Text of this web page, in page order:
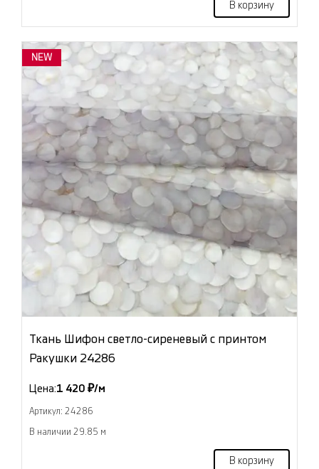
В корзину
NEW
Ткань Шифон светло-сиреневый с принтом
Ракушки 24286
Цена:1 420 ₽/м
Артикул: 24286
В наличии 29.85 м
В корзину